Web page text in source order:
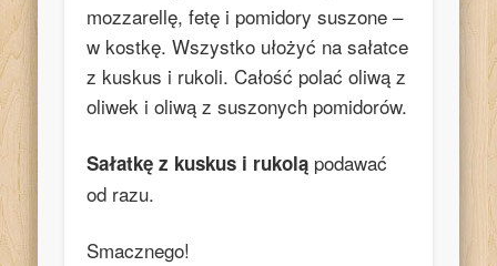
mozzarellę, fetę i pomidory suszone –
w kostkę. Wszystko ułożyć na sałatce
z kuskus i rukoli. Całość polać oliwą z
oliwek i oliwą z suszonych pomidorów.
Sałatkę z kuskus i rukolą podawać
od razu.
Smacznego!